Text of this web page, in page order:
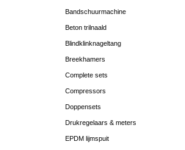
Bandschuurmachine
Beton trilnaald
Blindklinknageltang
Breekhamers
Complete sets
Compressors
Doppensets
Drukregelaars & meters
EPDM lijmspuit